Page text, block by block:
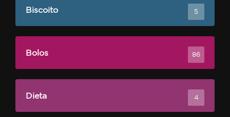
Biscoito 5
Bolos 86
Dieta 4